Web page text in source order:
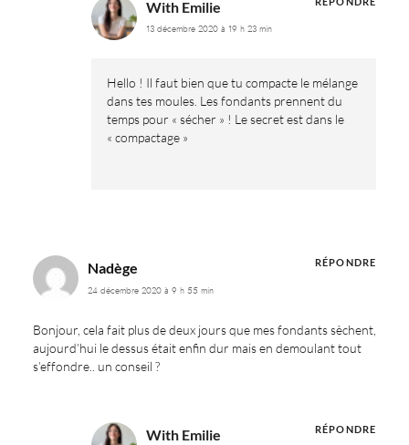
With Emilie
13 décembre 2020 à 19 h 23 min
Hello ! Il faut bien que tu compacte le mélange
dans tes moules. Les fondants prennent du
temps pour « sécher » ! Le secret est dans le
« compactage »
Nadège
24 décembre 2020 à 9 h 55 min
Bonjour, cela fait plus de deux jours que mes fondants sèchent,
aujourd’hui le dessus était enfin dur mais en demoulant tout
s’effondre.. un conseil ?
RÉPONDRE
With Emilie RÉPONDRE